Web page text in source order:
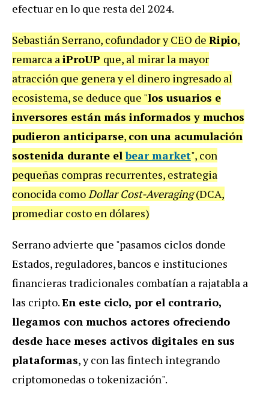
efectuar en lo que resta del 2024.
Sebastián Serrano, cofundador y CEO de Ripio,
remarca a iProUP que, al mirar la mayor
atracción que genera y el dinero ingresado al
ecosistema, se deduce que "los usuarios e
inversores están más informados y muchos
pudieron anticiparse, con una acumulación
sostenida durante elbear market", con
pequeñas compras recurrentes, estrategia
conocida como Dollar Cost-Averaging(DCA,
promediar costo en dólares)
Serrano advierte que "pasamos ciclos donde
Estados, reguladores, bancos e instituciones
financieras tradicionales combatían a rajatabla a
las cripto.En este ciclo, por el contrario,
llegamos con muchos actores ofreciendo
desde hace meses activos digitales en sus
plataformas, y con las fintech integrando
criptomonedas o tokenización".